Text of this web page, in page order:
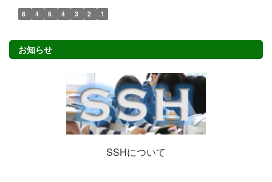
6 4 6 4 3 2 1
お知らせ
SSHについて